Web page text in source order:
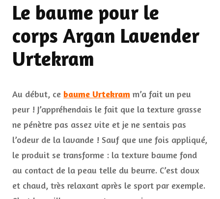
Le baume pour le
corps Argan Lavender
Urtekram
Au début, ce baume Urtekram m’a fait un peu
peur ! J’appréhendais le fait que la texture grasse
ne pénètre pas assez vite et je ne sentais pas
l’odeur de la lavande ! Sauf que une fois appliqué,
le produit se transforme : la texture baume fond
au contact de la peau telle du beurre. C’est doux
et chaud, très relaxant après le sport par exemple.